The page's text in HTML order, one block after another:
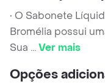
• O Sabonete
Bromélia possui
Sua ...Ver mais
Opções